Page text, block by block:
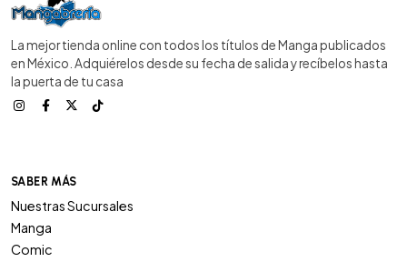
La mejor tienda online con todos los títulos de Manga publicados
en México. Adquiérelos desde su fecha de salida y recíbelos hasta
la puerta de tu casa
SABER MÁS
Nuestras Sucursales
Manga
Comic